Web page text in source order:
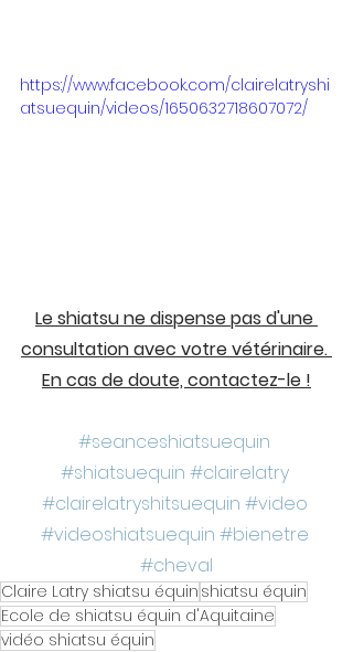
https://www.facebook.com/clairelatryshi
atsuequin/videos/1650632718607072/
Le shiatsu ne dispense pas d'une
consultation avec votre vétérinaire.
En cas de doute, contactez-le !
#seanceshiatsuequin
#shiatsuequin #clairelatry
#clairelatryshitsuequin #video
#videoshiatsuequin #bienetre
#cheval
Claire Latry shiatsu équin shiatsu équin
Ecole de shiatsu équin d'Aquitaine
vidéo shiatsu équin